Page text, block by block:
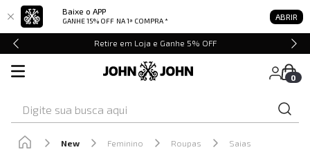
Baixe o APP
GANHE 15% OFF NA 1ª COMPRA * ABRIR
Retire em Loja e Ganhe 5% OFF
0
New Feminino Roupas Saias